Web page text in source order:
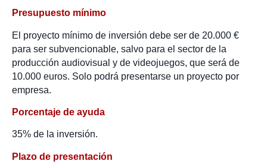
Presupuesto mínimo
El proyecto mínimo de inversión debe ser de 20.000 €
para ser subvencionable, salvo para el sector de la
producción audiovisual y de videojuegos, que será de
10.000 euros. Solo podrá presentarse un proyecto por
empresa.
Porcentaje de ayuda
35% de la inversión.
Plazo de presentación